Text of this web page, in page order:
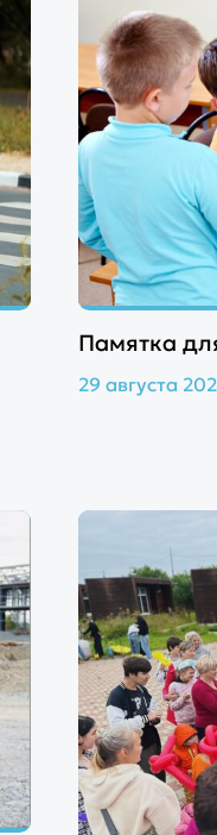
Памятка
29 августа